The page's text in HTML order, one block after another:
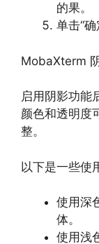
的果。
单击“确
MobaXterm
启用阴影功能
颜色和透明度
整。
以下是一些使
使用深
体。
使用浅